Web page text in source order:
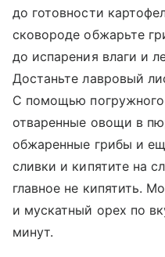
до готовности
сковороде обжарьте
до испарения влаги и
Достаньте лавровый
С помощью погружного
отваренные овощи в
обжаренные грибы и
сливки и кипятите на
главное не кипятить.
и мускатный орех по
минут.